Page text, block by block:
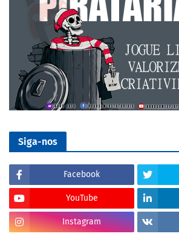
Siga-nos
Facebook
YouTube
Instagram